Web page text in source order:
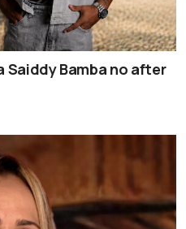
Saiddy Bamba no after